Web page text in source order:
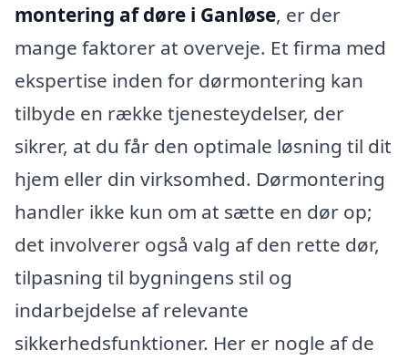
montering af døre i Ganløse, er der
mange faktorer at overveje. Et firma med
ekspertise inden for dørmontering kan
tilbyde en række tjenesteydelser, der
sikrer, at du får den optimale løsning til dit
hjem eller din virksomhed. Dørmontering
handler ikke kun om at sætte en dør op;
det involverer også valg af den rette dør,
tilpasning til bygningens stil og
indarbejdelse af relevante
sikkerhedsfunktioner. Her er nogle af de